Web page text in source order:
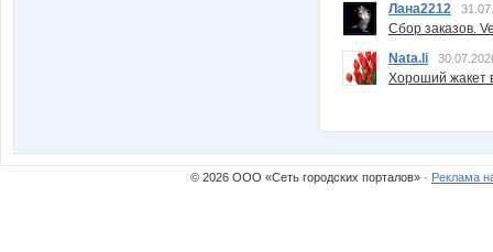
Лана2212
Сбор заказов.
Nata.li
Хороший жакет
© 2026 ООО «Сеть городских порталов» · Реклама